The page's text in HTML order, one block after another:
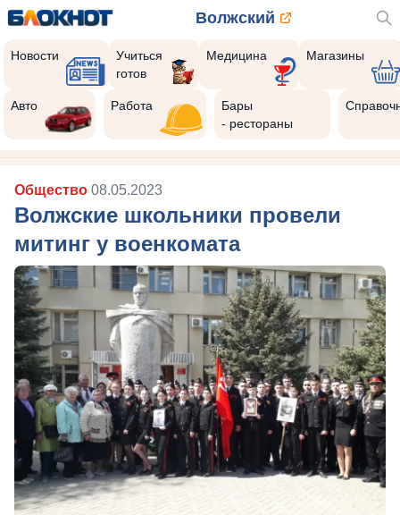
Волжский
Новости
Учиться
готов
Медицина Магазины
Авто Работа
Бары
- рестораны
Общество 08.05.2023
Волжские школьники провели
митинг у военкомата